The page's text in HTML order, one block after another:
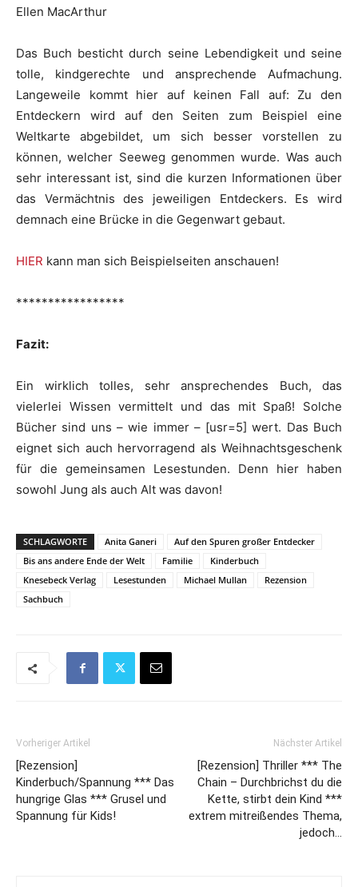
Ellen MacArthur
Das Buch besticht durch seine Lebendigkeit und seine
tolle, kindgerechte und ansprechende Aufmachung.
Langeweile kommt hier auf keinen Fall auf: Zu den
Entdeckern wird auf den Seiten zum Beispiel eine
Weltkarte abgebildet, um sich besser vorstellen zu
können, welcher Seeweg genommen wurde. Was auch
sehr interessant ist, sind die kurzen Informationen über
das Vermächtnis des jeweiligen Entdeckers. Es wird
demnach eine Brücke in die Gegenwart gebaut.
HIER kann man sich Beispielseiten anschauen!
*****************
Fazit:
Ein wirklich tolles, sehr ansprechendes Buch, das
vielerlei Wissen vermittelt und das mit Spaß! Solche
Bücher sind uns – wie immer – [usr=5] wert. Das Buch
eignet sich auch hervorragend als Weihnachtsgeschenk
für die gemeinsamen Lesestunden. Denn hier haben
sowohl Jung als auch Alt was davon!
SCHLAGWORTE Anita Ganeri
Auf den Spuren großer Entdecker
Bis ans andere Ende der Welt
Familie
Kinderbuch
Knesebeck Verlag
Lesestunden Michael Mullan
Rezension
Sachbuch
Vorheriger Artikel
[Rezension]
Kinderbuch/Spannung *** Das
hungrige Glas *** Grusel und
Spannung für Kids!
Nächster Artikel
[Rezension] Thriller *** The
Chain – Durchbrichst du die
Kette, stirbt dein Kind ***
extrem mitreißendes Thema,
jedoch…